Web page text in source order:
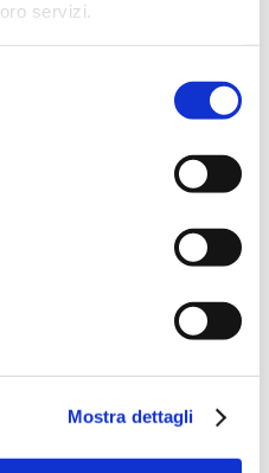
servizi.
Mostra dettagli